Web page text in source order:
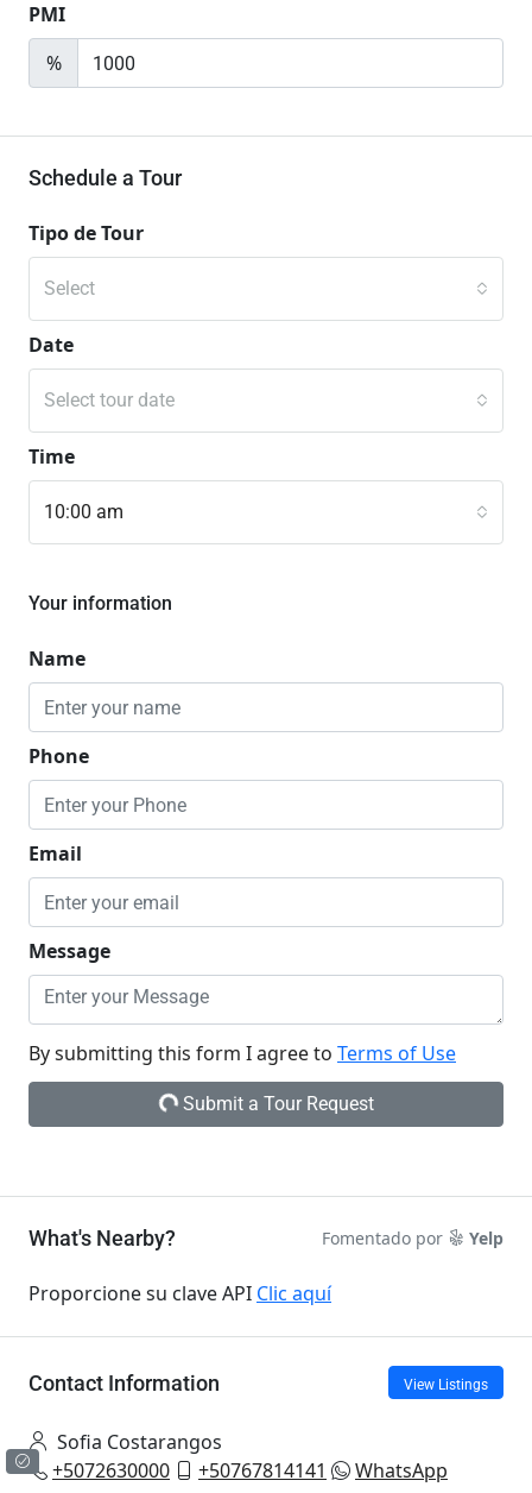
PMI
%
Schedule a Tour
Tipo de Tour
Select
Date
Select tour date
Time
10:00 am
Your information
Name
Phone
Email
Message
By submitting this form I agree to Terms of Use
Submit a Tour Request
What's Nearby? Fomentado por Yelp
Proporcione su clave API Clic aquí
Contact Information View Listings
Sofia Costarangos
+5072630000
+50767814141 WhatsApp